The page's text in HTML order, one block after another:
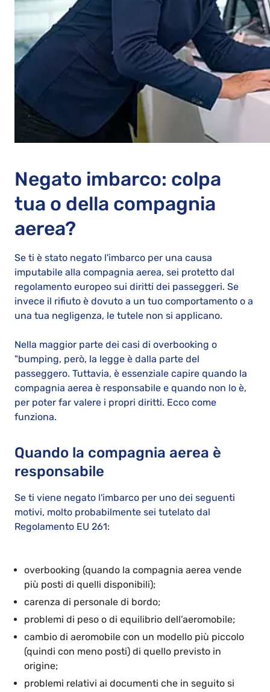
Negato imbarco: colpa
tua o della compagnia
aerea?
Se ti è stato negato l'imbarco per una causa
imputabile alla compagnia aerea, sei protetto dal
regolamento europeo sui diritti dei passeggeri. Se
invece il rifiuto è dovuto a un tuo comportamento o a
una tua negligenza, le tutele non si applicano.
Nella maggior parte dei casi di overbooking o
"bumping, però, la legge è dalla parte del
passeggero. Tuttavia, è essenziale capire quando la
compagnia aerea è responsabile e quando non lo è,
per poter far valere i propri diritti. Ecco come
funziona.
Quando la compagnia aerea è
responsabile
Se ti viene negato l'imbarco per uno dei seguenti
motivi, molto probabilmente sei tutelato dal
Regolamento EU 261:
overbooking (quando la compagnia aerea vende
più posti di quelli disponibili);
carenza di personale di bordo;
problemi di peso o di equilibrio dell’aeromobile;
cambio di aeromobile con un modello più piccolo
(quindi con meno posti) di quello previsto in
origine;
problemi relativi ai documenti che in seguito si